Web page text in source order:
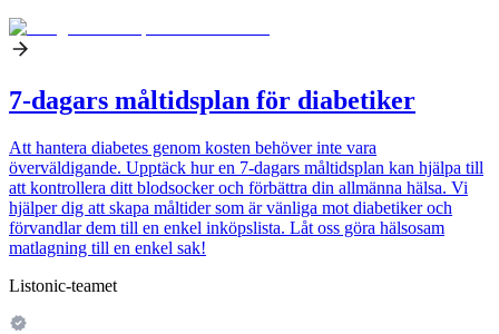
7-dagars måltidsplan för diabetiker
Att hantera diabetes genom kosten behöver inte vara
överväldigande. Upptäck hur en 7-dagars måltidsplan kan hjälpa till
att kontrollera ditt blodsocker och förbättra din allmänna hälsa. Vi
hjälper dig att skapa måltider som är vänliga mot diabetiker och
förvandlar dem till en enkel inköpslista. Låt oss göra hälsosam
matlagning till en enkel sak!
Listonic-teamet